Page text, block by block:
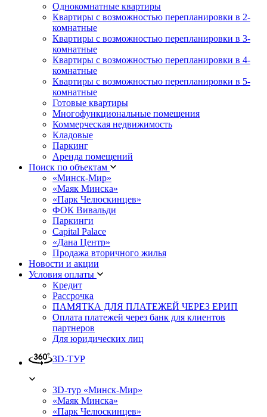
Однокомнатные квартиры
Квартиры с возможностью перепланировки в 2-
комнатные
Квартиры с возможностью перепланировки в 3-
комнатные
Квартиры с возможностью перепланировки в 4-
комнатные
Квартиры с возможностью перепланировки в 5-
комнатные
Готовые квартиры
Многофункциональные помещения
Коммерческая недвижимость
Кладовые
Паркинг
Аренда помещений
Поиск по объектам
«Минск-Мир»
«Маяк Минска»
«Парк Челюскинцев»
ФОК Вивальди
Паркинги
Capital Palace
«Дана Центр»
Продажа вторичного жилья
Новости и акции
Условия оплаты
Кредит
Рассрочка
ПАМЯТКА ДЛЯ ПЛАТЕЖЕЙ ЧЕРЕЗ ЕРИП
Оплата платежей через банк для клиентов
партнеров
Для юридических лиц
3D-ТУР
3D-тур «Минск-Мир»
«Маяк Минска»
«Парк Челюскинцев»